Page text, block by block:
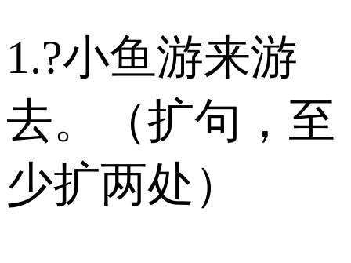
1.?小鱼游来游
去。（扩句，至
少扩两处）